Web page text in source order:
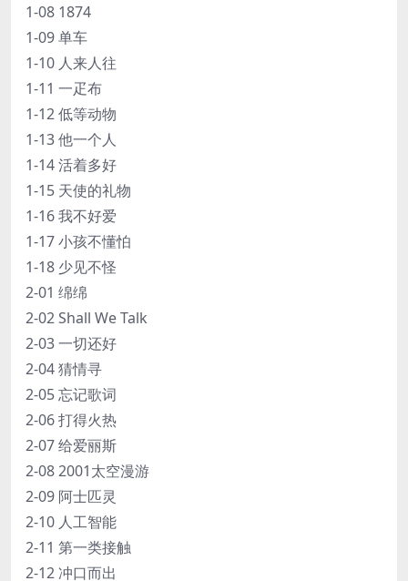
1-08 1874
1-09 单车
1-10 人来人往
1-11 一疋布
1-12 低等动物
1-13 他一个人
1-14 活着多好
1-15 天使的礼物
1-16 我不好爱
1-17 小孩不懂怕
1-18 少见不怪
2-01 绵绵
2-02 Shall We Talk
2-03 一切还好
2-04 猜情寻
2-05 忘记歌词
2-06 打得火热
2-07 给爱丽斯
2-08 2001太空漫游
2-09 阿士匹灵
2-10 人工智能
2-11 第一类接触
2-12 冲口而出